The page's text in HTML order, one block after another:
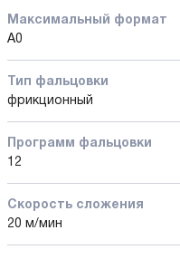
Максимальный формат
А0
Тип фальцовки
фрикционный
Программ фальцовки
12
Скорость сложения
20 м/мин